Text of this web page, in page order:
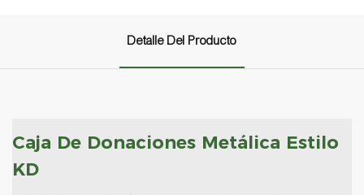
Detalle Del Producto
Caja De Donaciones Metálica Estilo
KD